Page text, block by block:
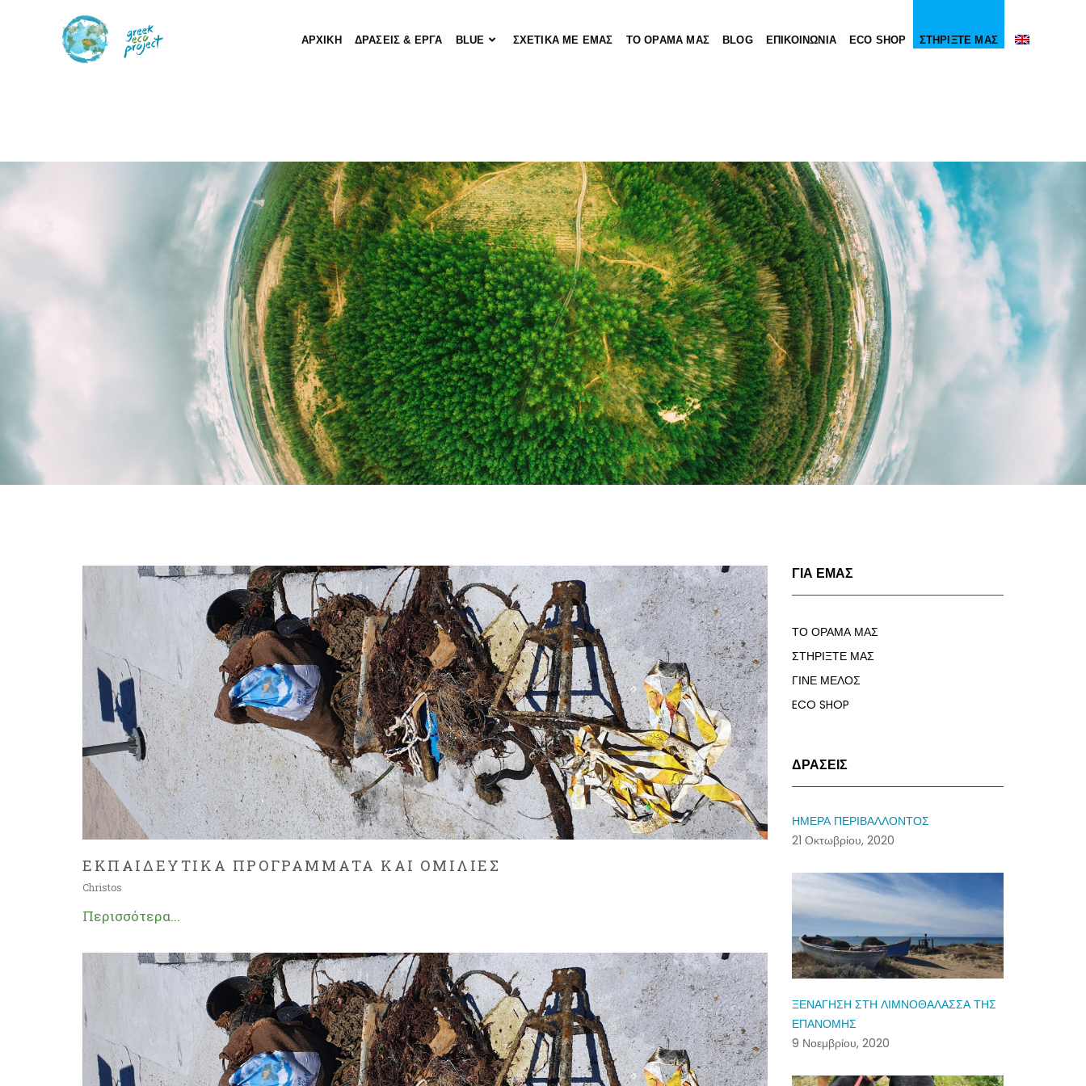
ΑΡΧΙΚΗ ΔΡΑΣΕΙΣ & ΕΡΓΑ BLUE ΣΧΕΤΙΚΑ ΜΕ ΕΜΑΣ ΤΟ ΟΡΑΜΑ ΜΑΣ BLOG ΕΠΙΚΟΙΝΩΝΙΑ ECO SHOP ΣΤΗΡΙΞΤΕ ΜΑΣ
ΕΚΠΑΙΔΕΥΤΙΚΑ ΠΡΟΓΡΑΜΜΑΤΑ ΚΑΙ ΟΜΙΛΙΕΣ
Christos
Περισσότερα...
ΓΙΑ ΕΜΑΣ
ΤΟ ΟΡΑΜΑ ΜΑΣ
ΣΤΗΡΙΞΤΕ ΜΑΣ
ΓΙΝΕ ΜΕΛΟΣ
ECO SHOP
ΔΡΑΣΕΙΣ
ΗΜΕΡΑ ΠΕΡΙΒΑΛΛΟΝΤΟΣ
21 Οκτωβρίου, 2020
ΞΕΝΑΓΗΣΗ ΣΤΗ ΛΙΜΝΟΘΑΛΑΣΣΑ ΤΗΣ
ΕΠΑΝΟΜΗΣ
9 Νοεμβρίου, 2020